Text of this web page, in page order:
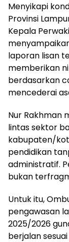
Menyikapi
Provinsi
Kepala
laporan lisan
memberikan
berdasarkan
mencederai
Nur Rakhman
lintas sektor
kabupaten/
pendidikan
administratif.
bukan
Untuk itu,
pengawasan
2025/2026
berjalan